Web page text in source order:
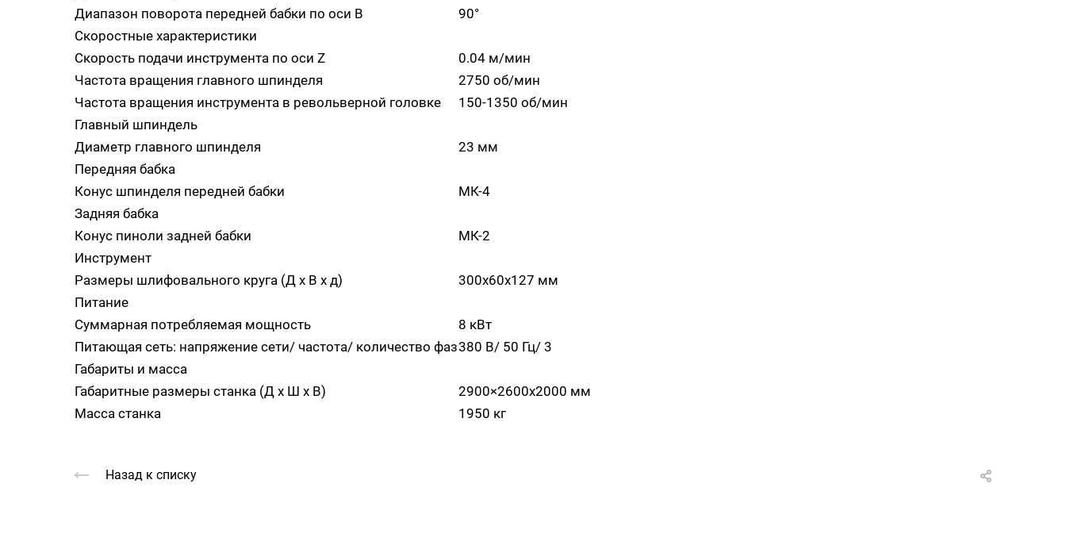
Диапазон поворота передней бабки по оси В
90°
Скоростные характеристики
Скорость подачи инструмента по оси Z
0.04 м/мин
Частота вращения главного шпинделя
2750 об/мин
Частота вращения инструмента в револьверной головке
150-1350 об/мин
Главный шпиндель
Диаметр главного шпинделя
23 мм
Передняя бабка
Конус шпинделя передней бабки
МК-4
Задняя бабка
Конус пиноли задней бабки
МК-2
Инструмент
Размеры шлифовального круга (Д х В x д)
300х60х127 мм
Питание
Суммарная потребляемая мощность
8 кВт
Питающая сеть: напряжение сети/ частота/ количество фаз380 В/ 50 Гц/ 3
Габариты и масса
Габаритные размеры станка (Д х Ш х В)
2900×2600х2000 мм
Масса станка
1950 кг
Назад к списку